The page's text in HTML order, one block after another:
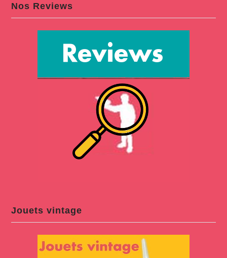
Nos Reviews
Jouets vintage